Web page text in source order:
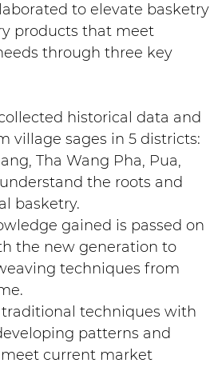
to elevate basketry
products that meet
through three key
historical data and
village sages in 5 districts:
Tha Wang Pha, Pua,
the roots and
basketry.
gained is passed on
the new generation to
techniques from
techniques with
patterns and
current market